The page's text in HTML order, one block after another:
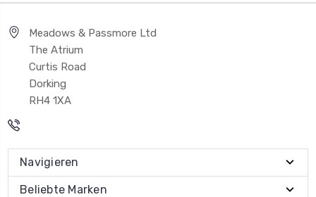
Meadows & Passmore Ltd
The Atrium
Curtis Road
Dorking
RH4 1XA
Navigieren
Beliebte Marken